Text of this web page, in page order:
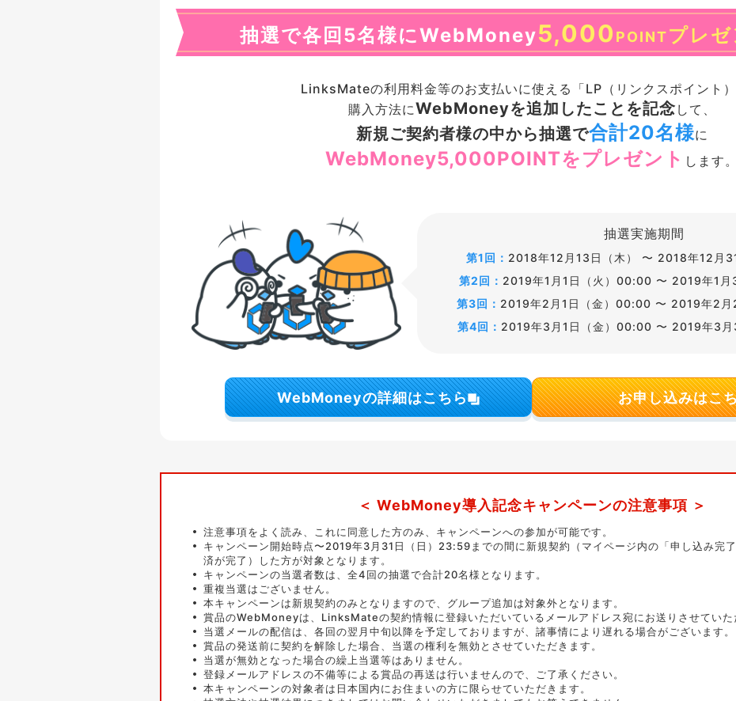
抽選で各回5名様にWebMoney5,000 POINTプレゼ
LinksMateの利用料金等のお支払いに使える「LP（リンクスポイント
購入方法にWebMoneyを追加したことを記念して、
新規ご契約者様の中から抽選で合計20名様に
WebMoney5,000POINTをプレゼント します。
抽選実施期間
第1回
2018年12月13日（木） 〜 2018年12月
第2回
2019年1月1日（火）00:00 〜 2019年1
第3回
2019年2月1日（金）00:00 〜 2019年2
第4回
2019年3月1日（金）00:00 〜 2019年3
WebMoneyの詳細はこちら お申し込みはこ
WebMoney導入記念キャンペーンの注意事項
注意事項をよく読み、これに同意した方のみ、キャンペーンへの参加が可能です。
キャンペーン開始時点〜2019年3月31日（日）23:59までの間に新規契約（マイページ内の「申し込み完
済が完了）した方が対象となります。
キャンペーンの当選者数は、全4回の抽選で合計20名様となります。
重複当選はございません。
本キャンペーンは新規契約のみとなりますので、グループ追加は対象外となります。
賞品のWebMoneyは、LinksMateの契約情報に登録いただいているメールアドレス宛にお送りさせていた
当選メールの配信は、各回の翌月中旬以降を予定しておりますが、諸事情により遅れる場合がございます。
賞品の発送前に契約を解除した場合、当選の権利を無効とさせていただきます。
当選が無効となった場合の繰上当選等はありません。
登録メールアドレスの不備等による賞品の再送は行いませんので、ご了承ください。
本キャンペーンの対象者は日本国内にお住まいの方に限らせていただきます。